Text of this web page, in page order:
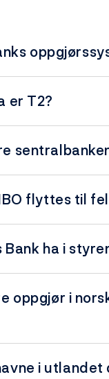
er T2?
flyttes til
ha i
oppgjør i
i